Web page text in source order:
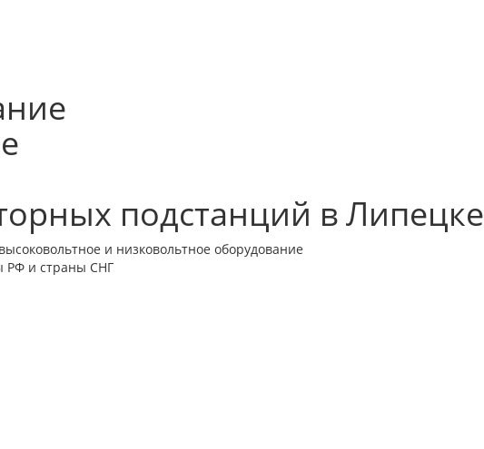
подстанций в Липецке
и низковольтное оборудование
РФ и страны СНГ